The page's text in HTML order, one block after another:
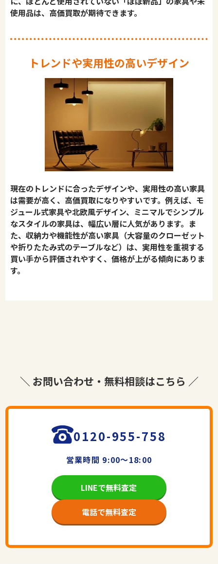
使用品は、高価買取が期待できます。
トレンドや実用性の高いデザイン
現在のトレンドに合ったデザインや、実用性の高い家具
は需要が高く、高価買取になりやすいです。例えば、モ
ジュール式家具や北欧風デザイン、ミニマルでシンプル
なスタイルの家具は、幅広い層に人気があります。ま
た、収納力や機能性が高い家具（大容量のクローゼット
や折りたたみ式のテーブルなど）は、実用性を重視する
買い手から評価されやすく、価格が上がる傾向にありま
す。
＼ お問い合わせ・無料相談はこちら ／
0120-955-758
営業時間 9:00～18:00
LINEで無料査定
電話で無料査定